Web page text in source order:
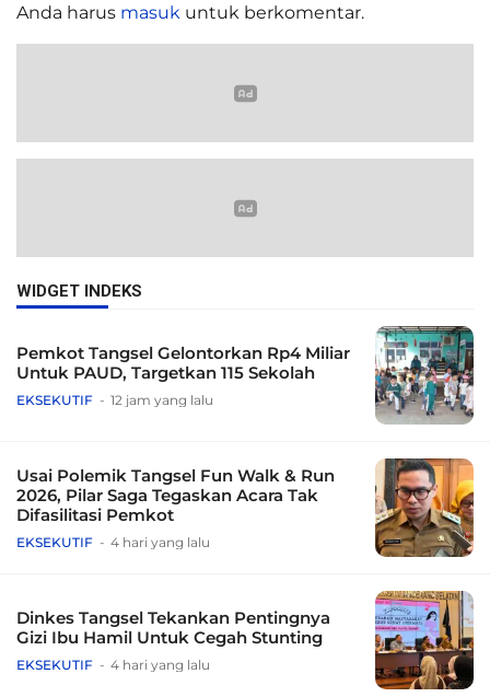
Anda harus masuk untuk berkomentar.
WIDGET INDEKS
Pemkot Tangsel Gelontorkan Rp4 Miliar
Untuk PAUD, Targetkan 115 Sekolah
EKSEKUTIF 12 jam yang lalu
Usai Polemik Tangsel Fun Walk & Run
2026, Pilar Saga Tegaskan Acara Tak
Difasilitasi Pemkot
EKSEKUTIF 4 hari yang lalu
Dinkes Tangsel Tekankan Pentingnya
Gizi Ibu Hamil Untuk Cegah Stunting
EKSEKUTIF 4 hari yang lalu